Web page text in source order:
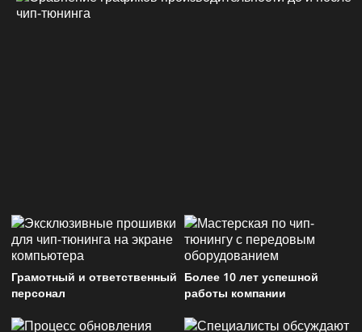
Грамотный и ответственный
персонал
Более 10 лет успешной
работы компании